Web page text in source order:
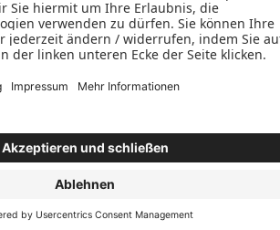
Impressum
Kontakt
Michael Knieß © 2026